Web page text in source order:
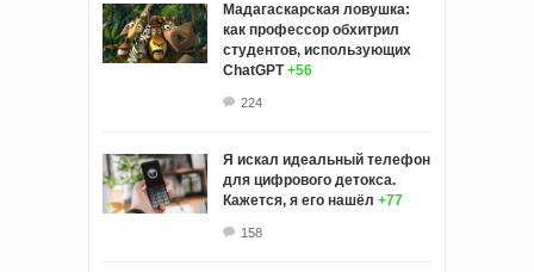
Мадагаскарская ловушка:
как профессор обхитрил
студентов, использующих
ChatGPT +56
224
Я искал идеальный телефон
для цифрового детокса.
Кажется, я его нашёл +77
158